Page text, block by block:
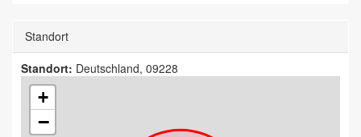
Standort
Standort: Deutschland, 09228
+
−